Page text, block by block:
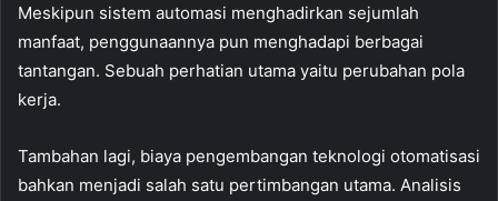
Meskipun sistem automasi menghadirkan sejumlah
manfaat, penggunaannya pun menghadapi berbagai
tantangan. Sebuah perhatian utama yaitu perubahan pola
kerja.
Tambahan lagi, biaya pengembangan teknologi otomatisasi
bahkan menjadi salah satu pertimbangan utama. Analisis